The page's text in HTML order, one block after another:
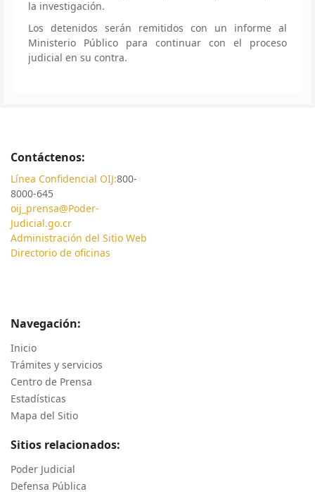
la investigación.
Los detenidos serán remitidos con un informe al
Ministerio Público para continuar con el proceso
judicial en su contra.
Contáctenos:
Línea Confidencial OIJ:800-
8000-645
oij_prensa@Poder-
Judicial.go.cr
Administración del Sitio Web
Directorio de oficinas
Navegación:
Inicio
Trámites y servicios
Centro de Prensa
Estadísticas
Mapa del Sitio
Sitios relacionados:
Poder Judicial
Defensa Pública